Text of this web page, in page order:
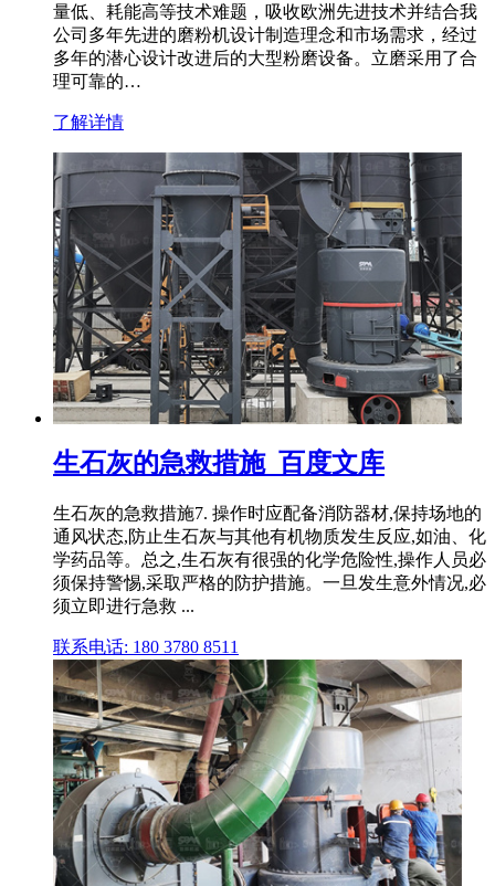
量低、耗能高等技术难题，吸收欧洲先进技术并结合我
公司多年先进的磨粉机设计制造理念和市场需求，经过
多年的潜心设计改进后的大型粉磨设备。立磨采用了合
理可靠的…
了解详情
生石灰的急救措施_百度文库
生石灰的急救措施7. 操作时应配备消防器材,保持场地的
通风状态,防止生石灰与其他有机物质发生反应,如油、化
学药品等。总之,生石灰有很强的化学危险性,操作人员必
须保持警惕,采取严格的防护措施。一旦发生意外情况,必
须立即进行急救 ...
联系电话: 180 3780 8511